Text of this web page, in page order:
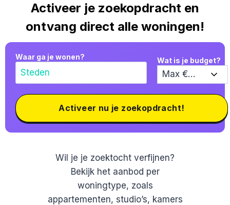
Activeer je zoekopdracht en
ontvang direct alle woningen!
Waar ga je wonen? Wat is je budget?
Activeer nu je zoekopdracht!
Wil je je zoektocht verfijnen?
Bekijk het aanbod per
woningtype, zoals
appartementen, studio’s, kamers